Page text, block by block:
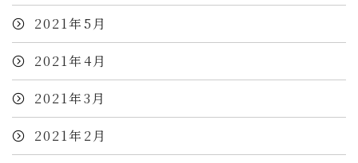
2021年5月
2021年4月
2021年3月
2021年2月